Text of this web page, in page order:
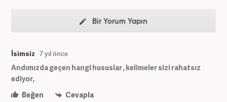
Bir Yorum Yapın
İsimsiz 7 yıl önce
Andımızda geçen hangi hususlar , kelimeler sizi rahatsız
ediyor,
Beğen
Cevapla